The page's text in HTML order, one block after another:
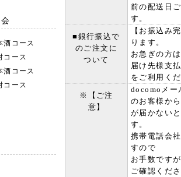
酒コース
コース
酒コース
コース
前の配送日
す。
■銀行振込で
のご注文に
ついて
【お振込み
ります。
お急ぎの方
届け先様支
をご利用くだ
※【ご注
意】
docomoメー
のお客様か
が届かない
す。
携帯電話会
すので
お手数です
ご確認くださ